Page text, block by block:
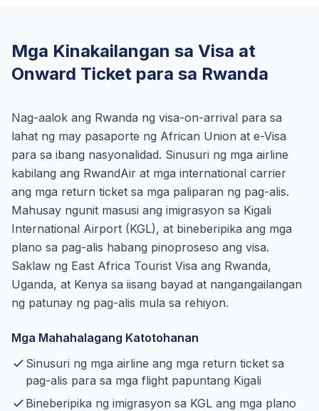
Mga Kinakailangan sa Visa at
Onward Ticket para sa Rwanda
Nag-aalok ang Rwanda ng visa-on-arrival para sa
lahat ng may pasaporte ng African Union at e-Visa
para sa ibang nasyonalidad. Sinusuri ng mga airline
kabilang ang RwandAir at mga international carrier
ang mga return ticket sa mga paliparan ng pag-alis.
Mahusay ngunit masusi ang imigrasyon sa Kigali
International Airport (KGL), at bineberipika ang mga
plano sa pag-alis habang pinoproseso ang visa.
Saklaw ng East Africa Tourist Visa ang Rwanda,
Uganda, at Kenya sa iisang bayad at nangangailangan
ng patunay ng pag-alis mula sa rehiyon.
Mga Mahahalagang Katotohanan
Sinusuri ng mga airline ang mga return ticket sa
pag-alis para sa mga flight papuntang Kigali
Bineberipika ng imigrasyon sa KGL ang mga plano